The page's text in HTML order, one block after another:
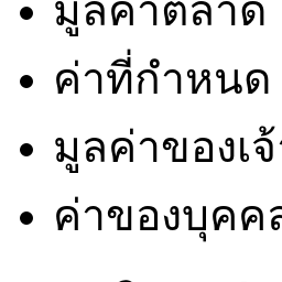
มูลค่าตลาด
ค่าที่กำหนด
มูลค่าของเ
ค่าของบุคค